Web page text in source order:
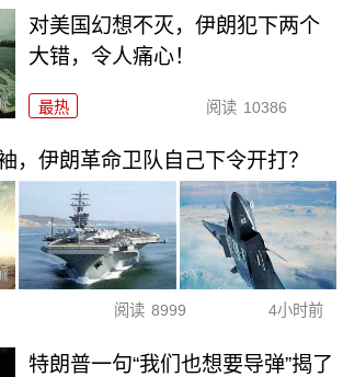
对美国幻想不灭，伊朗犯下两个
大错，令人痛心！
最热 阅读 10386
，伊朗革命卫队自己下令开打？
阅读 8999 4小时前
特朗普一句“我们也想要导弹”揭了